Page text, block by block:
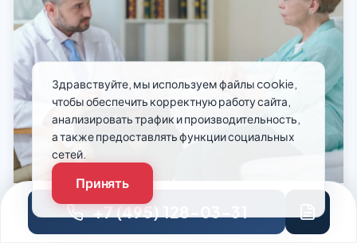
Психиатр на дом в Москве
Услуга психиатр на дом в наркологической клинике
+7 (495) 128-03-31
Здравствуйте, мы используем файлы cookie,
чтобы обеспечить корректную работу сайта,
анализировать трафик и производительность,
а также предоставлять функции социальных
сетей.
Принять